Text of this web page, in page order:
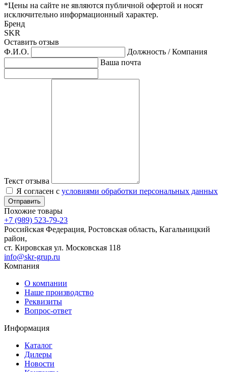
*Цены на сайте не являются публичной офертой и носят
исключительно информационный характер.
Бренд
SKR
Оставить отзыв
Ф.И.О.
Должность / Компания
Ваша почта
Текст отзыва
Я согласен с условиями обработки персональных данных
Отправить
Похожие товары
+7 (989) 523-79-23
Российская Федерация, Ростовская область, Кагальницкий
район,
ст. Кировская ул. Московская 118
info@skr-grup.ru
Компания
О компании
Наше производство
Реквизиты
Вопрос-ответ
Информация
Каталог
Дилеры
Новости